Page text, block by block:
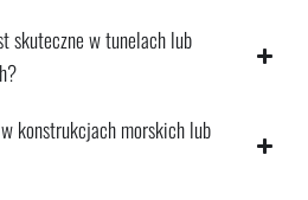
skuteczne w tunelach lub
konstrukcjach morskich lub